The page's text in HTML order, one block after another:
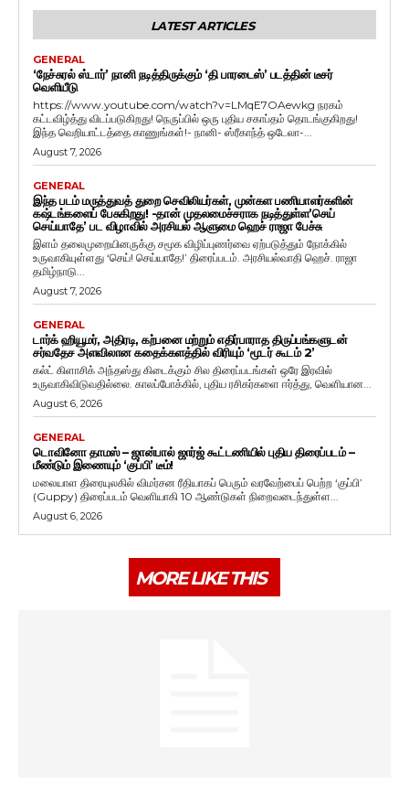
LATEST ARTICLES
GENERAL
‘நேச்சுரல் ஸ்டார்’ நானி நடித்திருக்கும் ‘தி பாரடைஸ்’ படத்தின் டீசர்
வெளியீடு
https://www.youtube.com/watch?v=LMqE7OAewkg நரகம்
கட்டவிழ்த்து விடப்படுகிறது! நெருப்பில் ஒரு புதிய சகாப்தம் தொடங்குகிறது!
இந்த வெறியாட்டத்தை காணுங்கள்!- நானி- ஸ்ரீகாந்த் ஒடேலா-...
August 7, 2026
GENERAL
இந்த படம் மருத்துவத் துறை செவிலியர்கள், முன்கள பணியாளர்களின்
கஷ்டங்களைப் பேசுகிறது! -தான் முதலமைச்சராக நடித்துள்ள’செய்
செய்யாதே’ பட விழாவில் அரசியல் ஆளுமை ஹெச் ராஜா பேச்சு
இளம் தலைமுறையினருக்கு சமூக விழிப்புணர்வை ஏற்படுத்தும் நோக்கில்
உருவாகியுள்ளது ‘செய்! செய்யாதே!’ திரைப்படம். அரசியல்வாதி ஹெச். ராஜா
தமிழ்நாடு...
August 7, 2026
GENERAL
டார்க் ஹியூமர், அதிரடி, கற்பனை மற்றும் எதிர்பாராத திருப்பங்களுடன்
சர்வதேச அளவிலான கதைக்களத்தில் விரியும் ‘மூடர் கூடம் 2’
கல்ட் கிளாசிக் அந்தஸ்து கிடைக்கும் சில திரைப்படங்கள் ஒரே இரவில்
உருவாகிவிடுவதில்லை. காலப்போக்கில், புதிய ரசிகர்களை ஈர்த்து, வெளியான...
August 6, 2026
GENERAL
டொவினோ தாமஸ் – ஜான்பால் ஜார்ஜ் கூட்டணியில் புதிய திரைப்படம் –
மீண்டும் இணையும் ‘குப்பி’ டீம்!
மலையாள திரையுலகில் விமர்சன ரீதியாகப் பெரும் வரவேற்பைப் பெற்ற ‘குப்பி’
(Guppy) திரைப்படம் வெளியாகி 10 ஆண்டுகள் நிறைவடைந்துள்ள...
August 6, 2026
MORE LIKE THIS